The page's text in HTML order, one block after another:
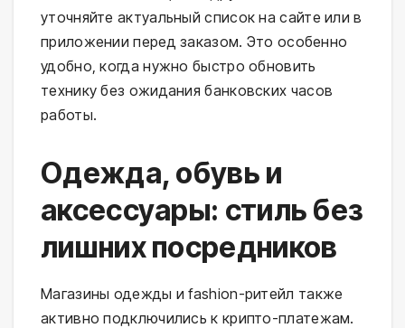
уточняйте актуальный список на сайте или в
приложении перед заказом. Это особенно
удобно, когда нужно быстро обновить
технику без ожидания банковских часов
работы.
Одежда, обувь и
аксессуары: стиль без
лишних посредников
Магазины одежды и fashion-ритейл также
активно подключились к крипто-платежам.